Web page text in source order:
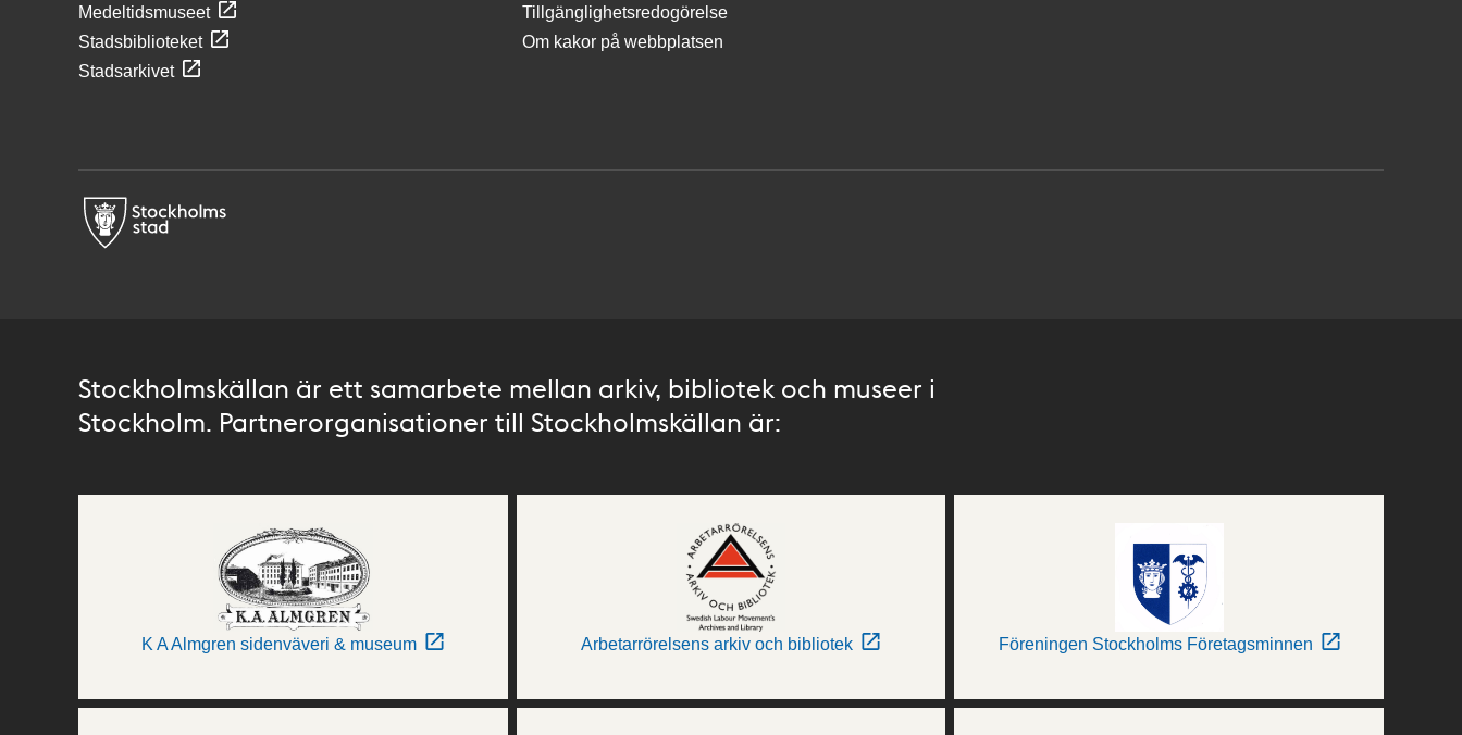
Medeltidsmuseet
Stadsbiblioteket
Stadsarkivet
Tillgänglighetsredogörelse
Om kakor på webbplatsen
Stockholmskällan är ett samarbete mellan arkiv, bibliotek och museer i
Stockholm. Partnerorganisationer till Stockholmskällan är:
K A Almgren sidenväveri & museum Arbetarrörelsens arkiv och bibliotek Föreningen Stockholms Företagsminnen